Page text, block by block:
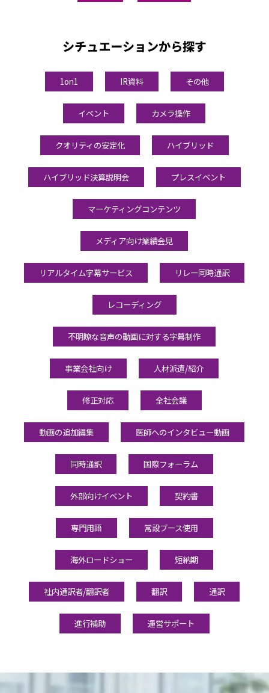
シチュエーションから探す
1on1 IR資料 その他
イベント カメラ操作
クオリティの安定化 ハイブリッド
ハイブリッド決算説明会 プレスイベント
マーケティングコンテンツ
メディア向け業績会見
リアルタイム字幕サービス リレー同時通訳
レコーディング
不明瞭な音声の動画に対する字幕制作
事業会社向け 人材派遣/紹介
修正対応 全社会議
動画の追加編集 医師へのインタビュー動画
同時通訳 国際フォーラム
外部向けイベント 契約書
専門用語 常設ブース使用
海外ロードショー 短納期
社内通訳者/翻訳者 翻訳 通訳
進行補助 運営サポート